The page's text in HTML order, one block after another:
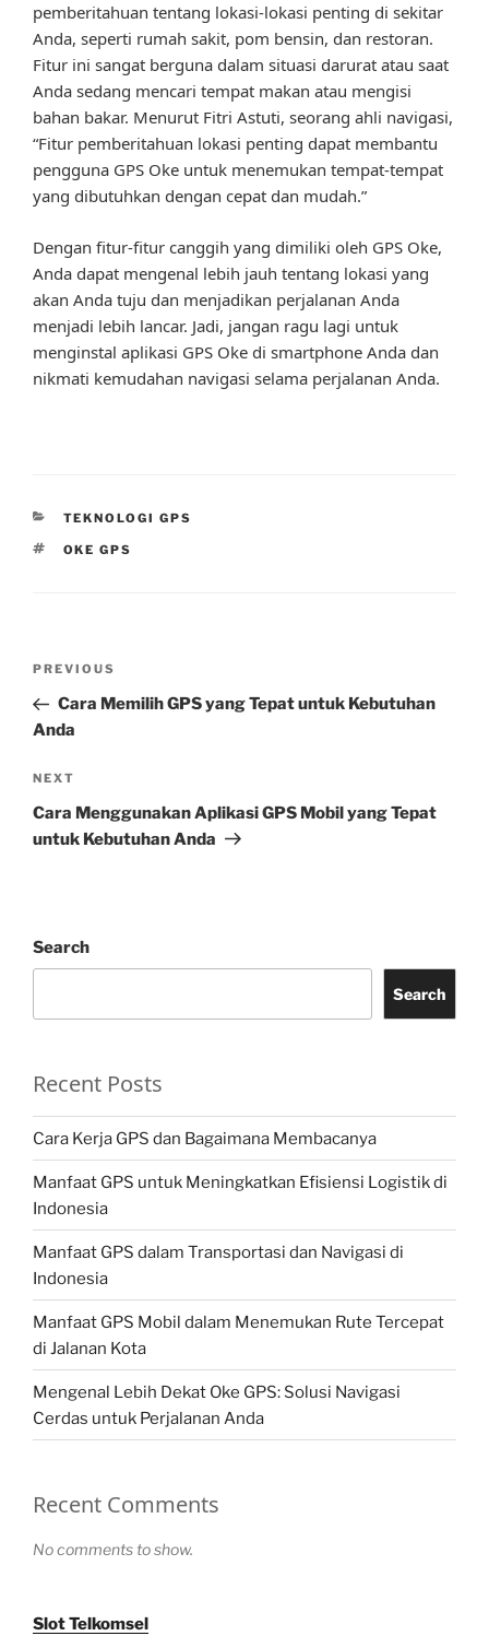
pemberitahuan tentang lokasi-lokasi penting di sekitar
Anda, seperti rumah sakit, pom bensin, dan restoran.
Fitur ini sangat berguna dalam situasi darurat atau saat
Anda sedang mencari tempat makan atau mengisi
bahan bakar. Menurut Fitri Astuti, seorang ahli navigasi,
“Fitur pemberitahuan lokasi penting dapat membantu
pengguna GPS Oke untuk menemukan tempat-tempat
yang dibutuhkan dengan cepat dan mudah.”
Dengan fitur-fitur canggih yang dimiliki oleh GPS Oke,
Anda dapat mengenal lebih jauh tentang lokasi yang
akan Anda tuju dan menjadikan perjalanan Anda
menjadi lebih lancar. Jadi, jangan ragu lagi untuk
menginstal aplikasi GPS Oke di smartphone Anda dan
nikmati kemudahan navigasi selama perjalanan Anda.
CATEGORIES
TEKNOLOGI GPS
TAGS
OKE GPS
Previous
Post
PREVIOUS
Cara Memilih GPS yang Tepat untuk Kebutuhan
Anda
Next
Post
NEXT
Cara Menggunakan Aplikasi GPS Mobil yang Tepat
untuk Kebutuhan Anda
Search
Search
Recent Posts
Cara Kerja GPS dan Bagaimana Membacanya
Manfaat GPS untuk Meningkatkan Efisiensi Logistik di
Indonesia
Manfaat GPS dalam Transportasi dan Navigasi di
Indonesia
Manfaat GPS Mobil dalam Menemukan Rute Tercepat
di Jalanan Kota
Mengenal Lebih Dekat Oke GPS: Solusi Navigasi
Cerdas untuk Perjalanan Anda
Recent Comments
No comments to show.
Slot Telkomsel